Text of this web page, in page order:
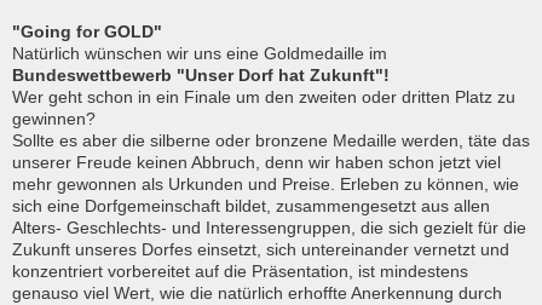
"Going for GOLD"
Natürlich wünschen wir uns eine Goldmedaille im
Bundeswettbewerb "Unser Dorf hat Zukunft"!
Wer geht schon in ein Finale um den zweiten oder dritten Platz zu
gewinnen?
Sollte es aber die silberne oder bronzene Medaille werden, täte das
unserer Freude keinen Abbruch, denn wir haben schon jetzt viel
mehr gewonnen als Urkunden und Preise. Erleben zu können, wie
sich eine Dorfgemeinschaft bildet, zusammengesetzt aus allen
Alters- Geschlechts- und Interessengruppen, die sich gezielt für die
Zukunft unseres Dorfes einsetzt, sich untereinander vernetzt und
konzentriert vorbereitet auf die Präsentation, ist mindestens
genauso viel Wert, wie die natürlich erhoffte Anerkennung durch